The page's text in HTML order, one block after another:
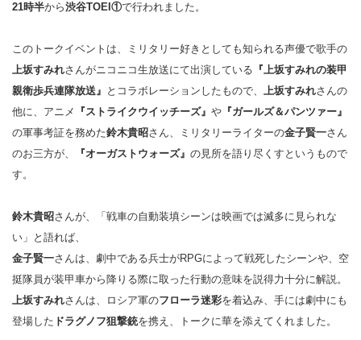
21時半から渋谷TOEI①で行われました。
このトークイベントは、ミリタリー好きとしても知られる声優で歌手の
上坂すみれさんがニコニコ生放送にて出演している 『上坂すみれの装甲
親衛歩兵連隊放送』 とコラボレーションしたもので、 上坂すみれさんの
他に、アニメ
『ストライクウイッチーズ』 や 『ガールズ＆パンツァー』
の軍事考証を務めた鈴木貴昭さん、ミリタリーライターの金子賢一さん
のお三方が、
『オーガストウォーズ』 の見所を語り尽くすというもので
す。
鈴木貴昭さんが、「戦車の自動装填シーンは映画では滅多に見られな
い」と語れば、
金子賢一さんは、劇中である兵士がRPGによって戦死したシーンや、空
挺隊員が装甲車から降りる際に取った行動の意味を説得力十分に解説。
上坂すみれさんは、ロシア軍のフローラ迷彩を着込み、手には劇中にも
登場した ドラグノフ狙撃銃を携え、トークに華を添えてくれました。